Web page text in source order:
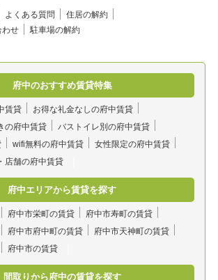
よくある質問
住居の解約
わせ
駐車場の解約
府中のおすすめ賃貸特集
賃貸
お得な礼金なしの府中賃貸
の府中賃貸
バストイレ別の府中賃貸
wifi無料の府中賃貸
女性限定の府中賃貸
店舗の府中賃貸
府中エリアから賃貸を探す
府中市栄町の賃貸
府中市寿町の賃貸
府中市府中町の賃貸
府中市天神町の賃貸
府中市の賃貸
間取りから府中の賃貸を探す